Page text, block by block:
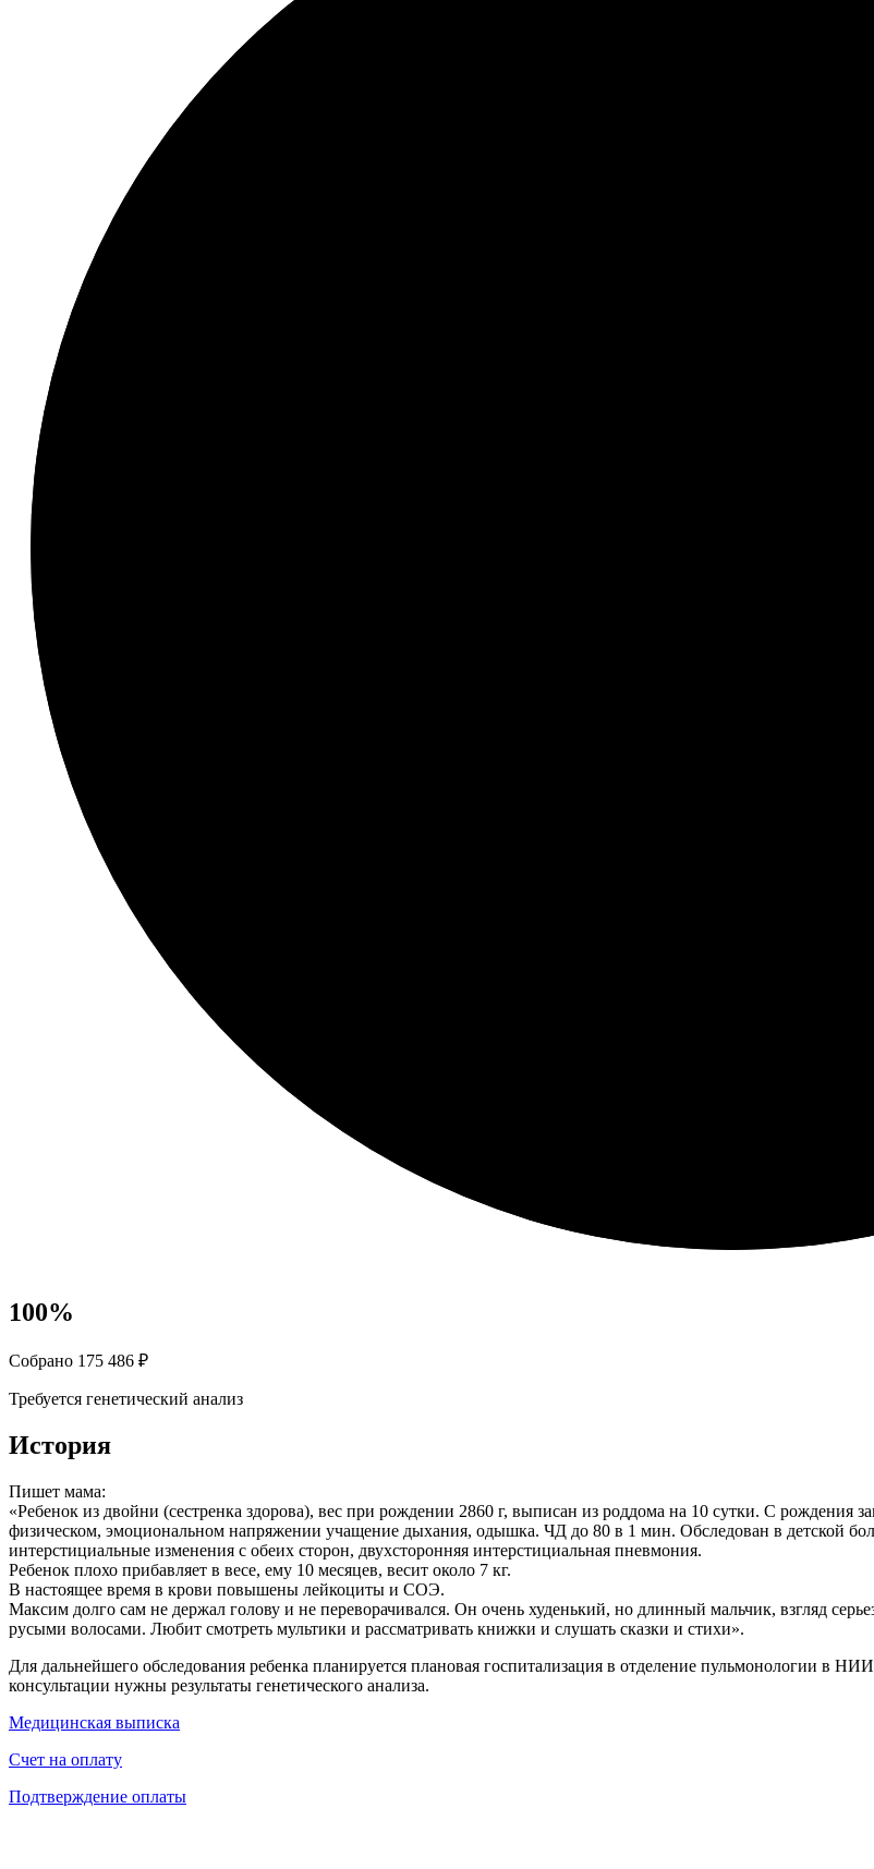
100%
Собрано 175 486 ₽
Требуется генетический анализ
История
Пишет мама:
«Ребенок из двойни (сестренка здорова), вес при рождении 2860 г, выписан из роддома на 10 сутки. С
физическом, эмоциональном напряжении учащение дыхания, одышка. ЧД до 80 в 1 мин. Обследован в детской
интерстициальные изменения с обеих сторон, двухсторонняя интерстициальная пневмония.
Ребенок плохо прибавляет в весе, ему 10 месяцев, весит около 7 кг.
В настоящее время в крови повышены лейкоциты и СОЭ.
Максим долго сам не держал голову и не переворачивался. Он очень худенький, но длинный мальчик, взгляд
русыми волосами. Любит смотреть мультики и рассматривать книжки и слушать сказки и стихи».
Для дальнейшего обследования ребенка планируется плановая госпитализация в отделение пульмонологии в
консультации нужны результаты генетического анализа.
Медицинская выписка
Счет на оплату
Подтверждение оплаты